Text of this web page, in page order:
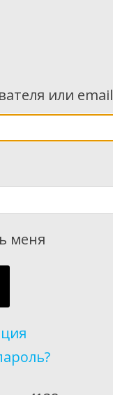
или email
меня